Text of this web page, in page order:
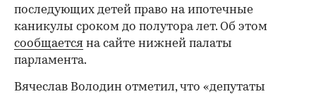
последующих детей право на ипотечные
каникулы сроком до полутора лет. Об этом
сообщается на сайте нижней палаты
парламента.
Вячеслав Володин отметил, что «депутаты